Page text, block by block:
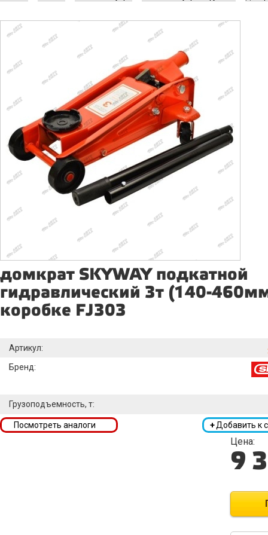
домкрат SKYWAY подкатной
гидравлический 3т (140-
коробке FJ303
Артикул:
Бренд:
Грузоподъемность, т:
+Добавить к
Посмотреть аналоги
Цена:
9